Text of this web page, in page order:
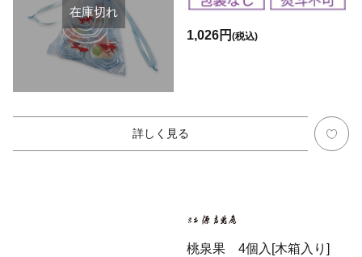
在庫切れ
1,026円(税込)
詳しく見る
桃泉果 4個入[木箱入り]